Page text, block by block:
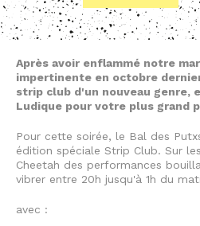
Après avoir enflammé notre
impertinente en octobre
strip club d'un nouveau genre,
Ludique pour votre plus grand
Pour cette soirée, le Bal des
édition spéciale Strip Club. Sur
Cheetah des performances
vibrer entre 20h jusqu'à 1h du
avec :